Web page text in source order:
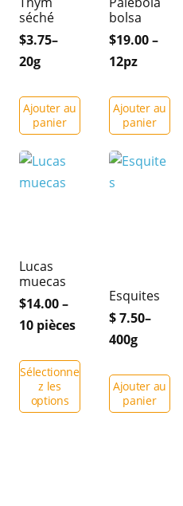
séché
$3.75–
20g
Ajouter au
panier
bolsa
$19.00 –
12pz
Ajouter au
panier
Lucas
muecas
$14.00 –
10 pièces
Sélectionne
z les
options
Esquites
$ 7.50–
400g
Ajouter au
panier